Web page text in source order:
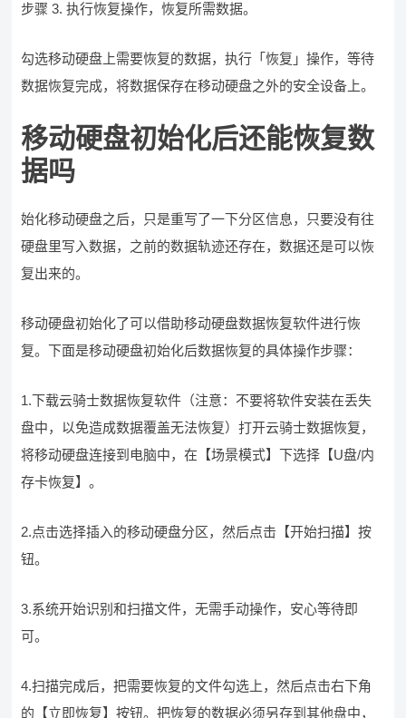
步骤 3. 执行恢复操作，恢复所需数据。
勾选移动硬盘上需要恢复的数据，执行「恢复」操作，等待
数据恢复完成，将数据保存在移动硬盘之外的安全设备上。
移动硬盘初始化后还能恢复数
据吗
始化移动硬盘之后，只是重写了一下分区信息，只要没有往
硬盘里写入数据，之前的数据轨迹还存在，数据还是可以恢
复出来的。
移动硬盘初始化了可以借助移动硬盘数据恢复软件进行恢
复。下面是移动硬盘初始化后数据恢复的具体操作步骤：
1.下载云骑士数据恢复软件（注意：不要将软件安装在丢失
盘中，以免造成数据覆盖无法恢复）打开云骑士数据恢复，
将移动硬盘连接到电脑中，在【场景模式】下选择【U盘/内
存卡恢复】。
2.点击选择插入的移动硬盘分区，然后点击【开始扫描】按
钮。
3.系统开始识别和扫描文件，无需手动操作，安心等待即
可。
4.扫描完成后，把需要恢复的文件勾选上，然后点击右下角
的【立即恢复】按钮。把恢复的数据必须另存到其他盘中，